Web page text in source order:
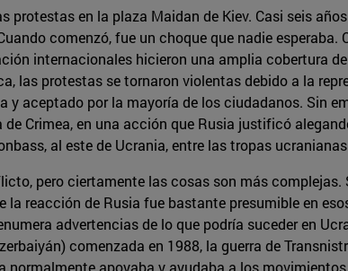
protestas en la plaza Maidan de Kiev. Casi seis
comenzó, fue un choque que nadie
internacionales hicieron una amplia cobertura
las protestas se tornaron violentas debido a la
y aceptado por la mayoría de los ciudadanos. Sin
Crimea, en una acción que Rusia justificó
al este de Ucrania, entre las tropas
pero ciertamente las cosas son más
reacción de Rusia fue bastante presumible en
advertencias de lo que podría suceder en
comenzada en 1988, la guerra de
normalmente apoyaba y ayudaba a los